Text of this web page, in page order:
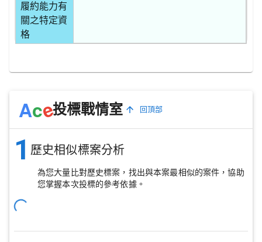
履約能力有
關之特定資
格
Ace投標戰情室 回頂部
1 歷史相似標案分析
為您大量比對歷史標案，找出與本案最相似的案件，協助
您掌握本次投標的參考依據。